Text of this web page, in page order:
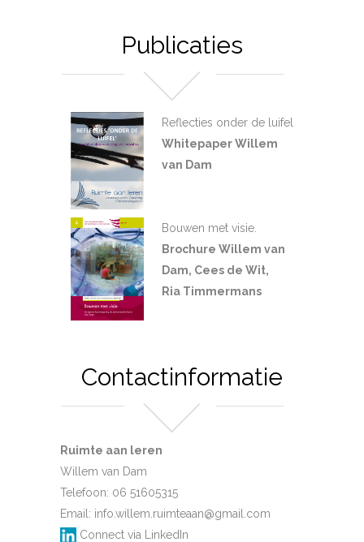
Publicaties
Reflecties onder de luifel
Whitepaper Willem
van Dam
Bouwen met visie.
Brochure Willem van
Dam, Cees de Wit,
Ria Timmermans
Contactinformatie
Ruimte aan leren
Willem van Dam
Telefoon: 06 51605315
Email: info.willem.ruimteaan@gmail.com
Connect via LinkedIn